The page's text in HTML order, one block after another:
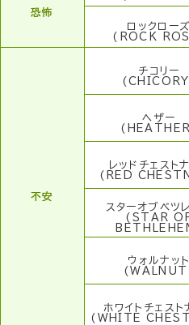
恐怖
ロックローズ
(ROCK
不安
チコリー
ヘザー
レッドチェスト
(RED
スターオブベツ
(STAR
ウォルナット
ホワイトチェスト
(WHITE